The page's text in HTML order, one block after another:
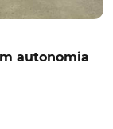
autonomia